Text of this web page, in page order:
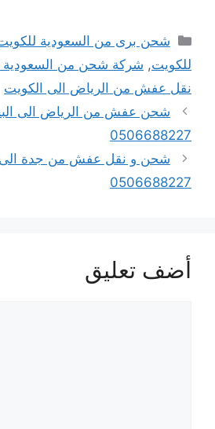
التصنيفات
شحن برى من السعودية للكويت
للكويت, شركة شحن من السعودية
نقل عفش من الرياض الى الكويت
شحن عفش من الرياض الى
0506688227
شحن و نقل عفش من جدة الى
0506688227
أضف تعليق